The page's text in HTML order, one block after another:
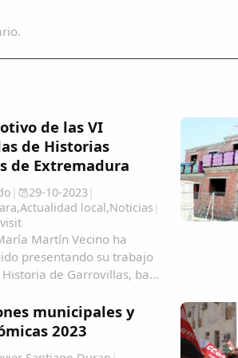
de las VI
de Historias
de Extremadura
| 29-10-2023|
,Actualidad local,Noticias |
Martín Vecino ha
presentando su trabajo
de Garrovillas, bajo
una aproximación
en-
municipales y
2023